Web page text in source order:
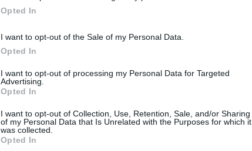
Opted In
I want to opt-out of the Sale of my Personal Data.
Opted In
I want to opt-out of processing my Personal Data for Targeted
Advertising.
Opted In
I want to opt-out of Collection, Use, Retention, Sale, and/or Sharing
of my Personal Data that Is Unrelated with the Purposes for which it
was collected.
Opted In